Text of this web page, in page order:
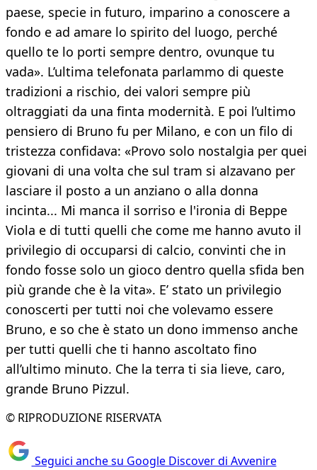
paese, specie in futuro, imparino a conoscere a
fondo e ad amare lo spirito del luogo, perché
quello te lo porti sempre dentro, ovunque tu
vada». L’ultima telefonata parlammo di queste
tradizioni a rischio, dei valori sempre più
oltraggiati da una finta modernità. E poi l’ultimo
pensiero di Bruno fu per Milano, e con un filo di
tristezza confidava: «Provo solo nostalgia per quei
giovani di una volta che sul tram si alzavano per
lasciare il posto a un anziano o alla donna
incinta... Mi manca il sorriso e l'ironia di Beppe
Viola e di tutti quelli che come me hanno avuto il
privilegio di occuparsi di calcio, convinti che in
fondo fosse solo un gioco dentro quella sfida ben
più grande che è la vita». E’ stato un privilegio
conoscerti per tutti noi che volevamo essere
Bruno, e so che è stato un dono immenso anche
per tutti quelli che ti hanno ascoltato fino
all’ultimo minuto. Che la terra ti sia lieve, caro,
grande Bruno Pizzul.
© RIPRODUZIONE RISERVATA
Seguici anche su Google Discover di Avvenire